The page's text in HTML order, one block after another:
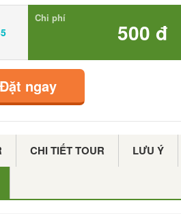
Chi phí
500 đ
Đặt ngay
CHI TIẾT TOUR LƯU Ý